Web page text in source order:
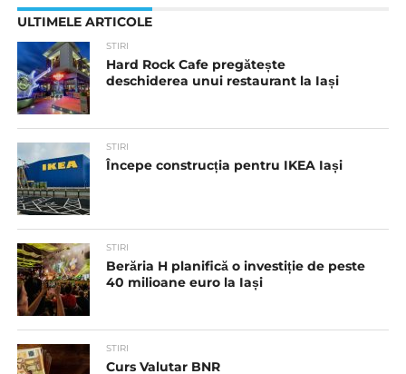
ULTIMELE ARTICOLE
STIRI
Hard Rock Cafe pregătește
deschiderea unui restaurant la Iași
STIRI
Începe construcția pentru IKEA Iași
STIRI
Berăria H planifică o investiție de peste
40 milioane euro la Iași
STIRI
Curs Valutar BNR